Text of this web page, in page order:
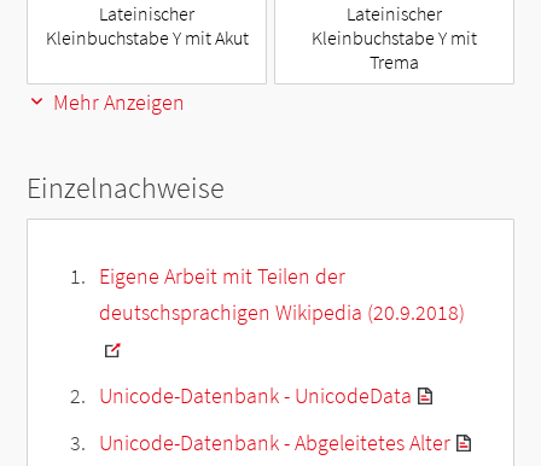
Lateinischer
Kleinbuchstabe Y mit Akut
Lateinischer
Kleinbuchstabe Y mit
Trema
Mehr Anzeigen
Einzelnachweise
Eigene Arbeit mit Teilen der
deutschsprachigen Wikipedia (20.9.2018)
Unicode-Datenbank - UnicodeData
Unicode-Datenbank - Abgeleitetes Alter